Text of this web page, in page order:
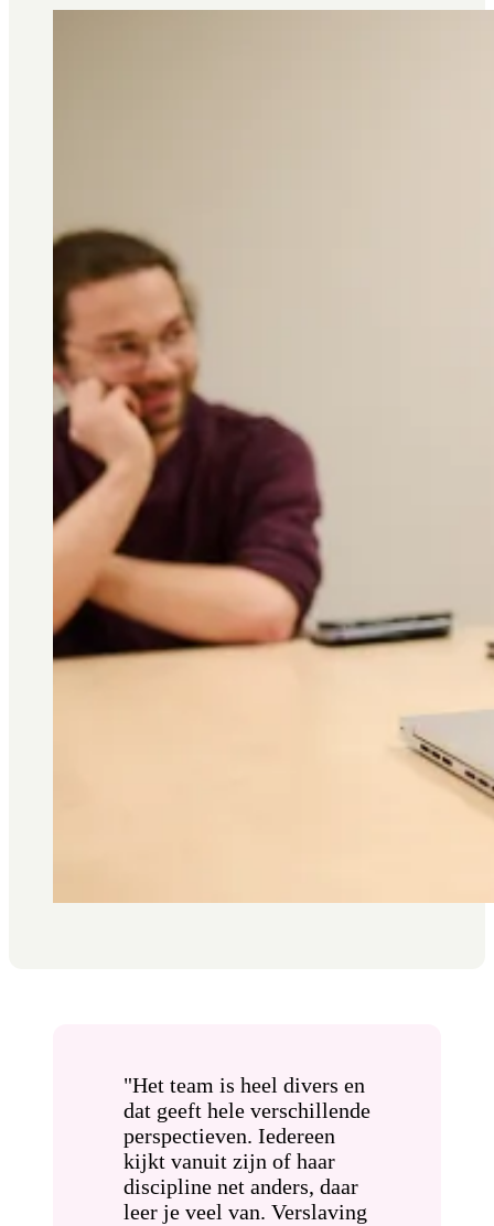
"Het team is heel divers en
dat geeft hele verschillende
perspectieven. Iedereen
kijkt vanuit zijn of haar
discipline net anders, daar
leer je veel van. Verslaving